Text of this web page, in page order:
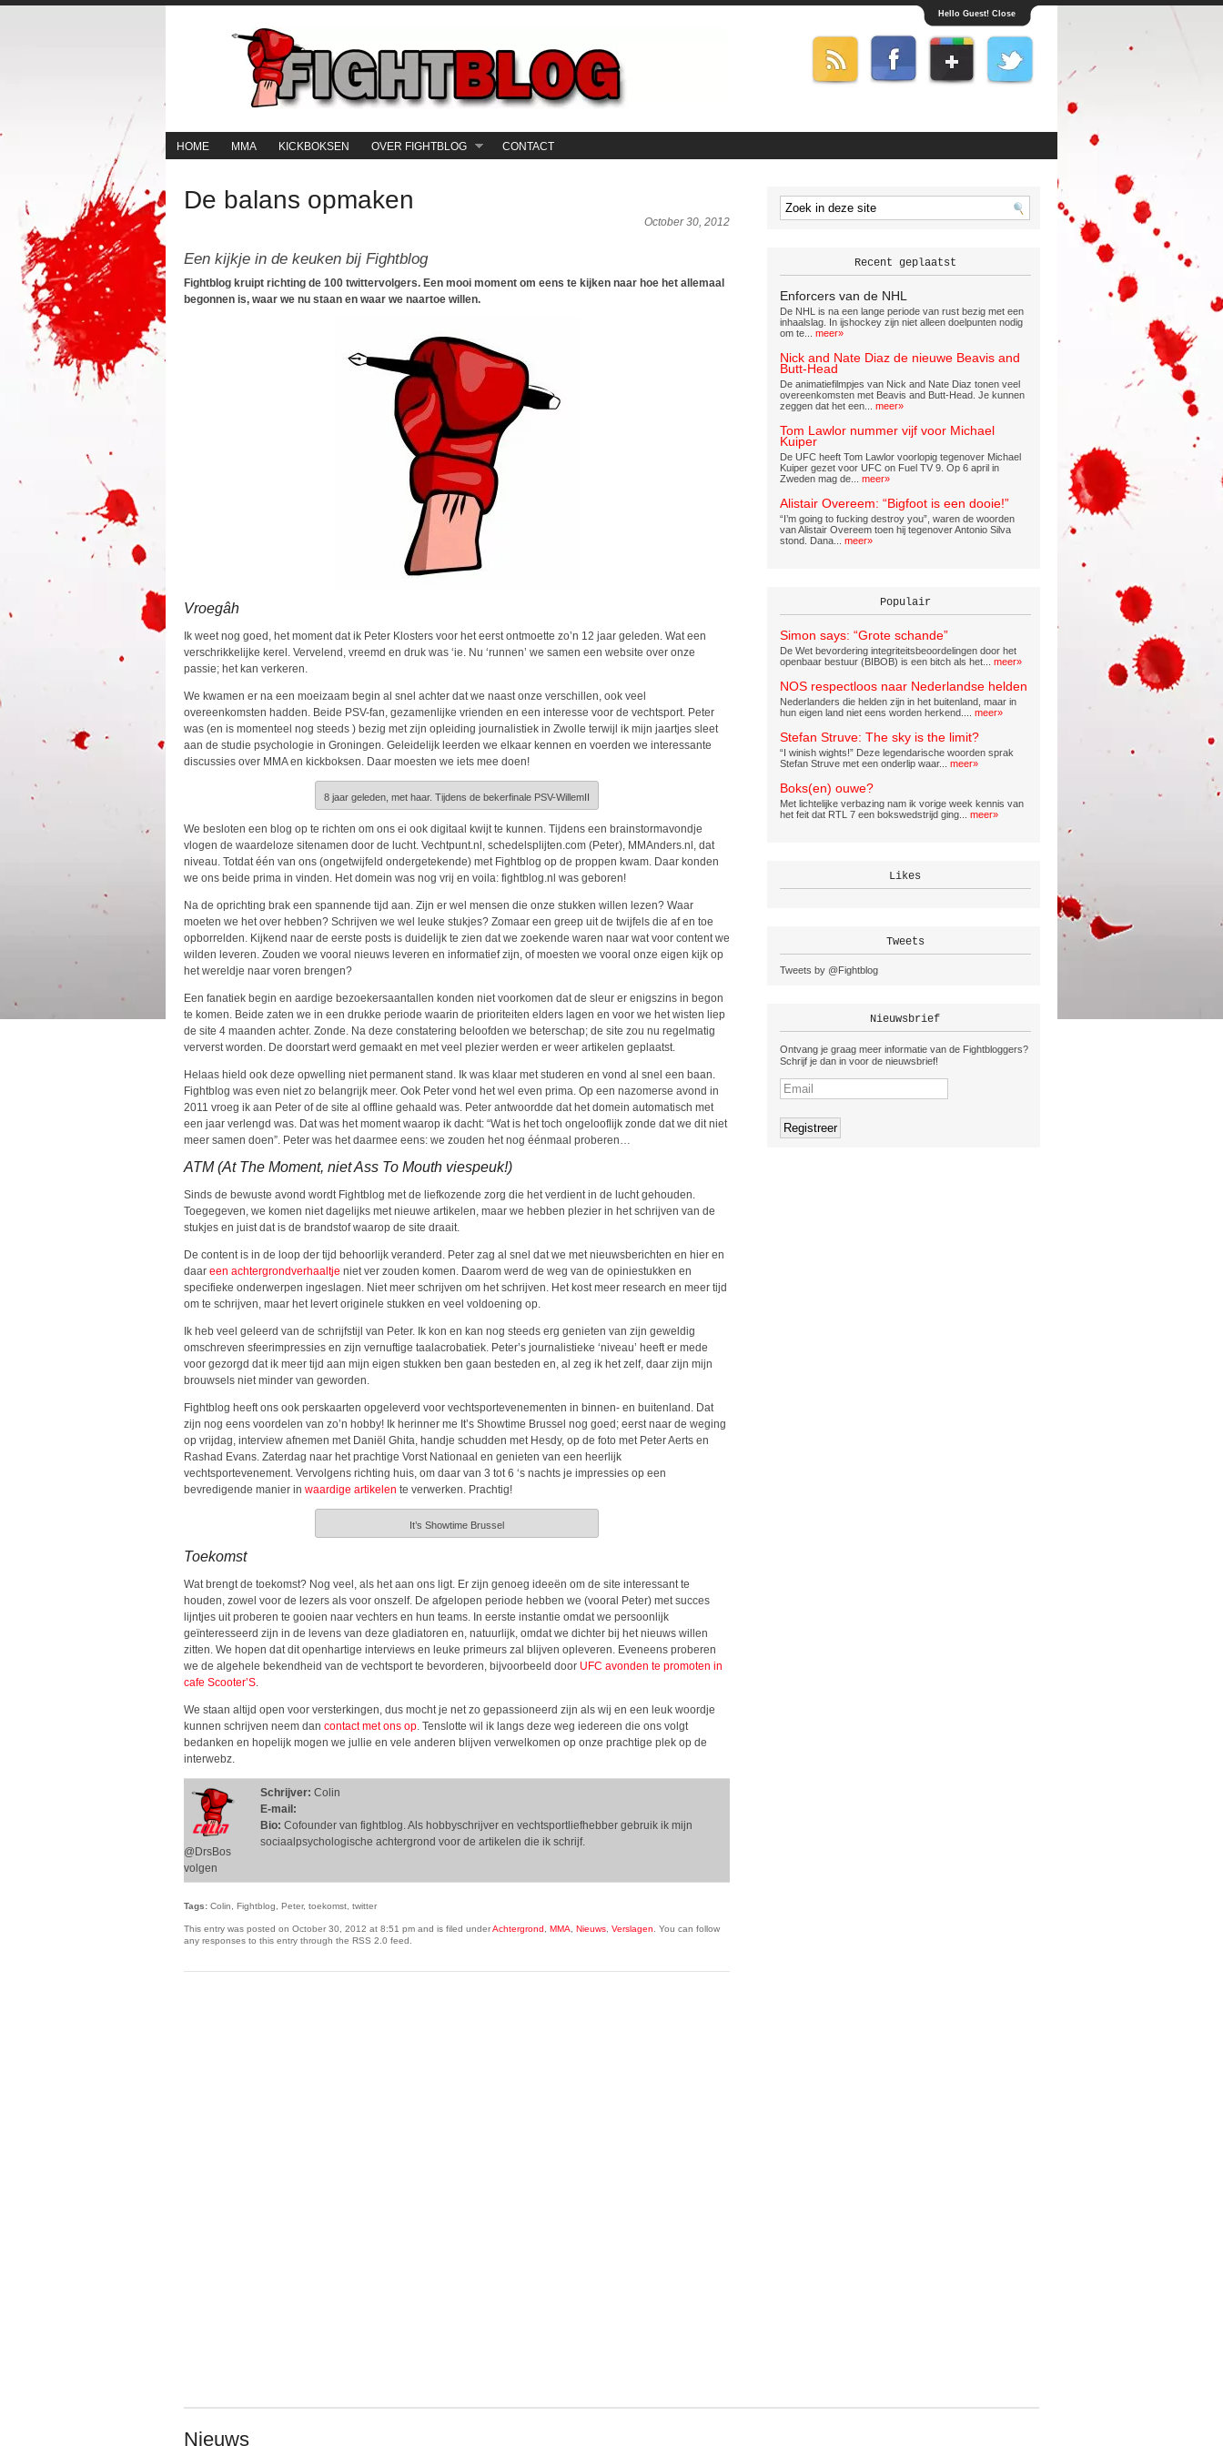
Hello Guest! Close
HOME MMA KICKBOKSEN OVER FIGHTBLOG CONTACT
De balans opmaken
October 30, 2012
Een kijkje in de keuken bij Fightblog
Fightblog kruipt richting de 100 twittervolgers. Een mooi moment om eens te kijken naar hoe het allemaal
begonnen is, waar we nu staan en waar we naartoe willen.
Vroegâh
Ik weet nog goed, het moment dat ik Peter Klosters voor het eerst ontmoette zo’n 12 jaar geleden. Wat een
verschrikkelijke kerel. Vervelend, vreemd en druk was ‘ie. Nu ‘runnen’ we samen een website over onze
passie; het kan verkeren.
We kwamen er na een moeizaam begin al snel achter dat we naast onze verschillen, ook veel
overeenkomsten hadden. Beide PSV-fan, gezamenlijke vrienden en een interesse voor de vechtsport. Peter
was (en is momenteel nog steeds ) bezig met zijn opleiding journalistiek in Zwolle terwijl ik mijn jaartjes sleet
aan de studie psychologie in Groningen. Geleidelijk leerden we elkaar kennen en voerden we interessante
discussies over MMA en kickboksen. Daar moesten we iets mee doen!
8 jaar geleden, met haar. Tijdens de bekerfinale PSV-WillemII
We besloten een blog op te richten om ons ei ook digitaal kwijt te kunnen. Tijdens een brainstormavondje
vlogen de waardeloze sitenamen door de lucht. Vechtpunt.nl, schedelsplijten.com (Peter), MMAnders.nl, dat
niveau. Totdat één van ons (ongetwijfeld ondergetekende) met Fightblog op de proppen kwam. Daar konden
we ons beide prima in vinden. Het domein was nog vrij en voila: fightblog.nl was geboren!
Na de oprichting brak een spannende tijd aan. Zijn er wel mensen die onze stukken willen lezen? Waar
moeten we het over hebben? Schrijven we wel leuke stukjes? Zomaar een greep uit de twijfels die af en toe
opborrelden. Kijkend naar de eerste posts is duidelijk te zien dat we zoekende waren naar wat voor content we
wilden leveren. Zouden we vooral nieuws leveren en informatief zijn, of moesten we vooral onze eigen kijk op
het wereldje naar voren brengen?
Een fanatiek begin en aardige bezoekersaantallen konden niet voorkomen dat de sleur er enigszins in begon
te komen. Beide zaten we in een drukke periode waarin de prioriteiten elders lagen en voor we het wisten liep
de site 4 maanden achter. Zonde. Na deze constatering beloofden we beterschap; de site zou nu regelmatig
ververst worden. De doorstart werd gemaakt en met veel plezier werden er weer artikelen geplaatst.
Helaas hield ook deze opwelling niet permanent stand. Ik was klaar met studeren en vond al snel een baan.
Fightblog was even niet zo belangrijk meer. Ook Peter vond het wel even prima. Op een nazomerse avond in
2011 vroeg ik aan Peter of de site al offline gehaald was. Peter antwoordde dat het domein automatisch met
een jaar verlengd was. Dat was het moment waarop ik dacht: “Wat is het toch ongelooflijk zonde dat we dit niet
meer samen doen”. Peter was het daarmee eens: we zouden het nog éénmaal proberen…
ATM (At The Moment, niet Ass To Mouth viespeuk!)
Sinds de bewuste avond wordt Fightblog met de liefkozende zorg die het verdient in de lucht gehouden.
Toegegeven, we komen niet dagelijks met nieuwe artikelen, maar we hebben plezier in het schrijven van de
stukjes en juist dat is de brandstof waarop de site draait.
De content is in de loop der tijd behoorlijk veranderd. Peter zag al snel dat we met nieuwsberichten en hier en
daar een achtergrondverhaaltje niet ver zouden komen. Daarom werd de weg van de opiniestukken en
specifieke onderwerpen ingeslagen. Niet meer schrijven om het schrijven. Het kost meer research en meer tijd
om te schrijven, maar het levert originele stukken en veel voldoening op.
Ik heb veel geleerd van de schrijfstijl van Peter. Ik kon en kan nog steeds erg genieten van zijn geweldig
omschreven sfeerimpressies en zijn vernuftige taalacrobatiek. Peter’s journalistieke ‘niveau’ heeft er mede
voor gezorgd dat ik meer tijd aan mijn eigen stukken ben gaan besteden en, al zeg ik het zelf, daar zijn mijn
brouwsels niet minder van geworden.
Fightblog heeft ons ook perskaarten opgeleverd voor vechtsportevenementen in binnen- en buitenland. Dat
zijn nog eens voordelen van zo’n hobby! Ik herinner me It’s Showtime Brussel nog goed; eerst naar de weging
op vrijdag, interview afnemen met Daniël Ghita, handje schudden met Hesdy, op de foto met Peter Aerts en
Rashad Evans. Zaterdag naar het prachtige Vorst Nationaal en genieten van een heerlijk
vechtsportevenement. Vervolgens richting huis, om daar van 3 tot 6 ‘s nachts je impressies op een
bevredigende manier in waardige artikelen te verwerken. Prachtig!
It’s Showtime Brussel
Toekomst
Wat brengt de toekomst? Nog veel, als het aan ons ligt. Er zijn genoeg ideeën om de site interessant te
houden, zowel voor de lezers als voor onszelf. De afgelopen periode hebben we (vooral Peter) met succes
lijntjes uit proberen te gooien naar vechters en hun teams. In eerste instantie omdat we persoonlijk
geïnteresseerd zijn in de levens van deze gladiatoren en, natuurlijk, omdat we dichter bij het nieuws willen
zitten. We hopen dat dit openhartige interviews en leuke primeurs zal blijven opleveren. Eveneens proberen
we de algehele bekendheid van de vechtsport te bevorderen, bijvoorbeeld door UFC avonden te promoten in
cafe Scooter’S.
We staan altijd open voor versterkingen, dus mocht je net zo gepassioneerd zijn als wij en een leuk woordje
kunnen schrijven neem dan contact met ons op. Tenslotte wil ik langs deze weg iedereen die ons volgt
bedanken en hopelijk mogen we jullie en vele anderen blijven verwelkomen op onze prachtige plek op de
interwebz.
@DrsBos
volgen
Schrijver: Colin
E-mail:
Bio: Cofounder van fightblog. Als hobbyschrijver en vechtsportliefhebber gebruik ik mijn
sociaalpsychologische achtergrond voor de artikelen die ik schrijf.
Tags:Colin, Fightblog, Peter, toekomst, twitter
This entry was posted on October 30, 2012 at 8:51 pm and is filed underAchtergrond , MMA, Nieuws, Verslagen. You can follow
any responses to this entry through the RSS 2.0 feed.
Recent geplaatst
Enforcers van de NHL
De NHL is na een lange periode van rust bezig met een
inhaalslag. In ijshockey zijn niet alleen doelpunten nodig
om te... meer»
Nick and Nate Diaz de nieuwe Beavis and
Butt-Head
De animatiefilmpjes van Nick and Nate Diaz tonen veel
overeenkomsten met Beavis and Butt-Head. Je kunnen
zeggen dat het een... meer»
Tom Lawlor nummer vijf voor Michael
Kuiper
De UFC heeft Tom Lawlor voorlopig tegenover Michael
Kuiper gezet voor UFC on Fuel TV 9. Op 6 april in
Zweden mag de... meer»
Alistair Overeem: “Bigfoot is een dooie!”
“I’m going to fucking destroy you”, waren de woorden
van Alistair Overeem toen hij tegenover Antonio Silva
stond. Dana... meer»
Populair
Simon says: “Grote schande”
De Wet bevordering integriteitsbeoordelingen door het
openbaar bestuur (BIBOB) is een bitch als het... meer»
NOS respectloos naar Nederlandse helden
Nederlanders die helden zijn in het buitenland, maar in
hun eigen land niet eens worden herkend.... meer»
Stefan Struve: The sky is the limit?
“I winish wights!” Deze legendarische woorden sprak
Stefan Struve met een onderlip waar... meer»
Boks(en) ouwe?
Met lichtelijke verbazing nam ik vorige week kennis van
het feit dat RTL 7 een bokswedstrijd ging... meer»
Likes
Tweets
Tweets by @Fightblog
Nieuwsbrief
Ontvang je graag meer informatie van de Fightbloggers?
Schrijf je dan in voor de nieuwsbrief!
Nieuws